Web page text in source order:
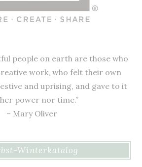
people on earth are those who
work, who felt their own
and uprising, and gave to it
power nor time.”
– Mary Oliver
Winterkatalog